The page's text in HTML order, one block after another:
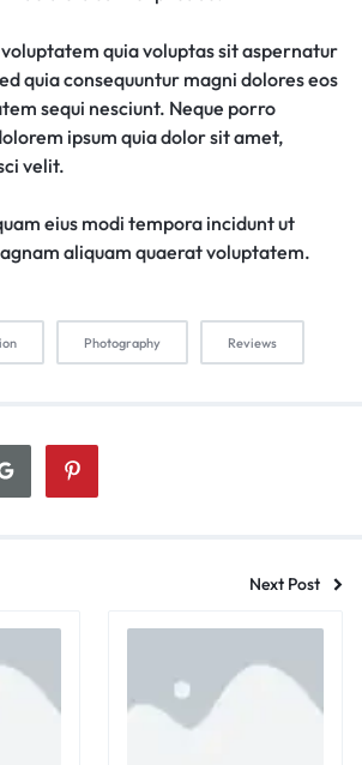
quia voluptas sit aspernatur
quia consequuntur magni dolores eos
sequi nesciunt. Neque porro
ipsum quia dolor sit amet,
velit.
eius modi tempora incidunt ut
aliquam quaerat voluptatem.
Photography Reviews
Next Post